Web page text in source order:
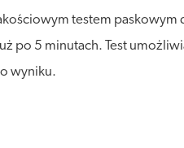
testem
po 5 minutach. Test
wyniku.